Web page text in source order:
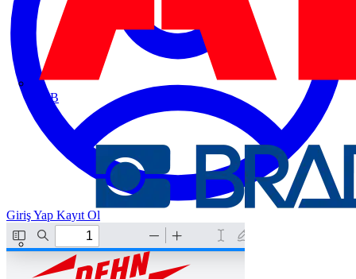
ABB
Giriş Yap Kayıt Ol